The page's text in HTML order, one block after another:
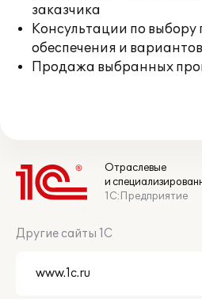
заказчика
Консультации по выбору
обеспечения и
Продажа выбранных
Отраслевые
и
1С:Предприятие
Другие сайты 1С